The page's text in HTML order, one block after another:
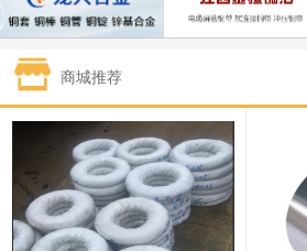
1#白银 15,100—15,110
钯金
1#钴 321,000—341,000
89,000—95,000
2#锑 85,000—91,000
商城推荐